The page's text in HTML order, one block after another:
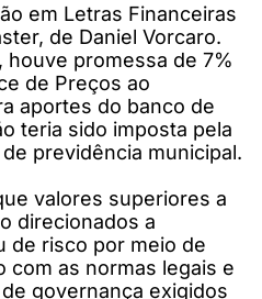
em Letras Financeiras
de Daniel Vorcaro.
houve promessa de 7%
de Preços ao
aportes do banco de
teria sido imposta pela
previdência municipal.
valores superiores a
direcionados a
de risco por meio de
com as normas legais e
governança exigidos